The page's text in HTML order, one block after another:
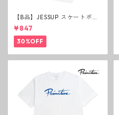
【B品】JESSUP スケートボー
ド グリップテープ ウルトラグ
リップ ホワイト デッキテープ
ジェスアップ ジェサップ
¥847
30%OFF